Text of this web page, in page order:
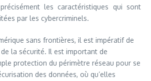
les caractéristiques qui sont
par les cybercriminels.
sans frontières, il est impératif de
la sécurité. Il est important de
protection du périmètre réseau pour se
des données, où qu’elles